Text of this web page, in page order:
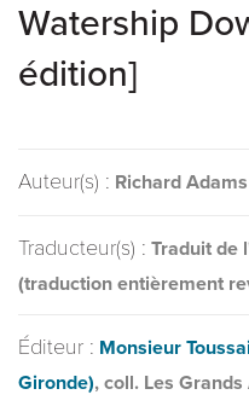
Watership
édition]
Auteur(s) : Richard Adams
Traducteur(s) : Traduit de
(traduction entièrement
Éditeur : Monsieur
Gironde), coll. Les